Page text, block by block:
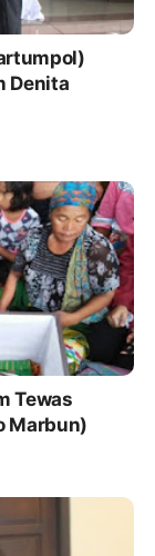
Denita
Tewas
Marbun)